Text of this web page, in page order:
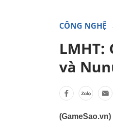
CÔNG NGHỆ
LMHT:
và